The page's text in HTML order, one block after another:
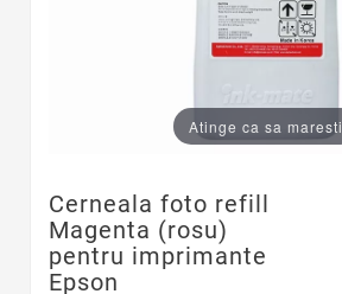
Atinge ca sa maresti
Cerneala foto refill
Magenta (rosu)
pentru imprimante
Epson